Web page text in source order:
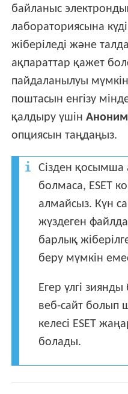
байланыс
лабораториясына
жіберіледі және
ақпараттар қажет
пайдаланылуы
поштасын енгізу
қалдыру үшін
опциясын таңдаңыз.
Сізден қосымша
болмаса, ESET
алмайсыз. Күн
жүздеген
барлық
беру мүмкін
Егер үлгі
веб-сайт болып
келесі ESET
болады.